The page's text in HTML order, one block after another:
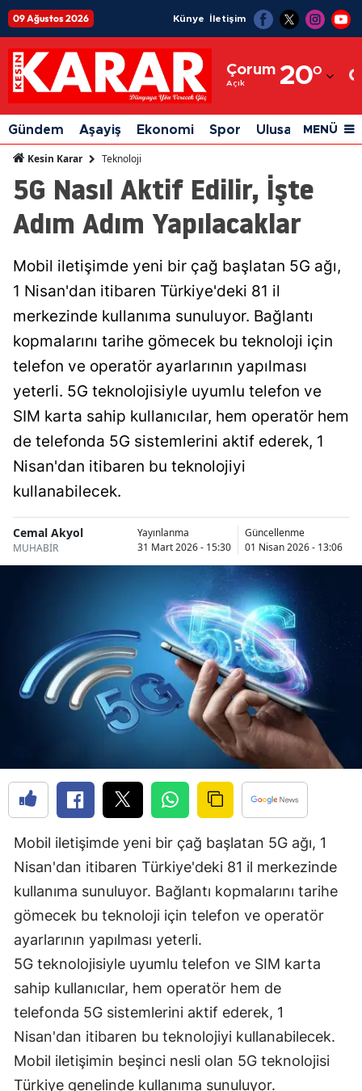
09 Ağustos 2026 Künye İletişim
Çorum
Açık 20°
Adıyaman
Afyonkarahisar
Ağrı
Amasya
Ankara
Artvin
Aydın
Balıkesir
Bilecik
Bingöl
Bitlis
Bursa
Çanakkale
Çankırı
Çorum
Denizli
Diyarbakır
Edirne
Erzincan
Erzurum
Eskişehir
Gaziantep
Gümüşhane
Hakkari
Hatay
Gündem Aşayiş Ekonomi Spor Ulusal Siyaset
MENÜ
Kesin Karar Teknoloji
5G Nasıl Aktif Edilir, İşte
Adım Adım Yapılacaklar
Mobil iletişimde yeni bir çağ başlatan 5G ağı,
1 Nisan'dan itibaren Türkiye'deki 81 il
merkezinde kullanıma sunuluyor. Bağlantı
kopmalarını tarihe gömecek bu teknoloji için
telefon ve operatör ayarlarının yapılması
yeterli. 5G teknolojisiyle uyumlu telefon ve
SIM karta sahip kullanıcılar, hem operatör hem
de telefonda 5G sistemlerini aktif ederek, 1
Nisan'dan itibaren bu teknolojiyi
kullanabilecek.
Cemal Akyol
MUHABİR
Yayınlanma
31 Mart 2026 - 15:30
Güncellenme
01 Nisan 2026 - 13:06
Mobil iletişimde yeni bir çağ başlatan 5G ağı, 1
Nisan'dan itibaren Türkiye'deki 81 il merkezinde
kullanıma sunuluyor. Bağlantı kopmalarını tarihe
gömecek bu teknoloji için telefon ve operatör
ayarlarının yapılması yeterli.
5G teknolojisiyle uyumlu telefon ve SIM karta
sahip kullanıcılar, hem operatör hem de
telefonda 5G sistemlerini aktif ederek, 1
Nisan'dan itibaren bu teknolojiyi kullanabilecek.
Mobil iletişimin beşinci nesli olan 5G teknolojisi
Türkiye genelinde kullanıma sunuluyor.